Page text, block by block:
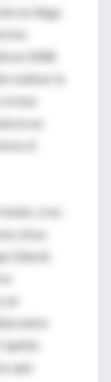
no llega.
tres
en 2008
realizar la
mes
un
el
si no
otras
Gilardi,
entre
que